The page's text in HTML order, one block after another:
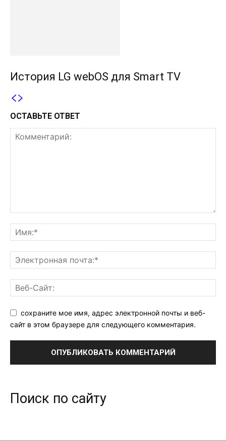
История LG webOS для Smart TV
ОСТАВЬТЕ ОТВЕТ
сохраните мое имя, адрес электронной почты и веб-
сайт в этом браузере для следующего комментария.
Поиск по сайту